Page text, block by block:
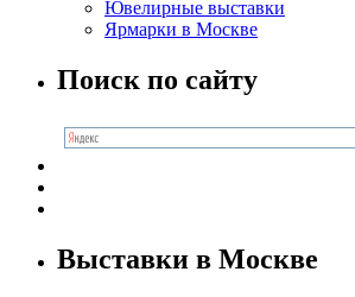
Ювелирные выставки
Ярмарки в Москве
Поиск по сайту
Выставки в Москве